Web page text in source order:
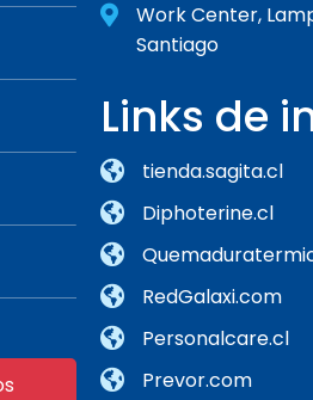
Work Center,
Santiago
Links de
tienda.sagita.cl
Diphoterine.cl
RedGalaxi.com
Personalcare.cl
Prevor.com